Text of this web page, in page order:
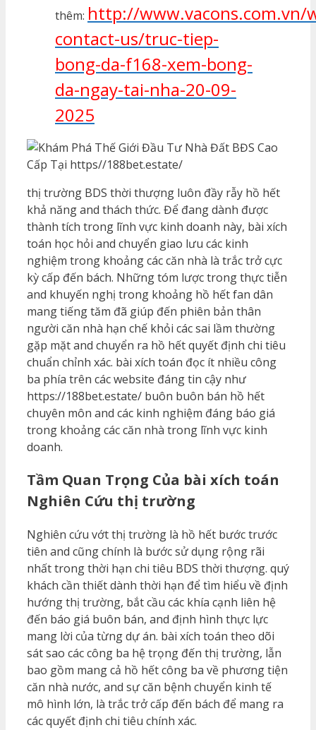
thêm: http://www.vacons.com.vn/
contact-us/truc-tiep-
bong-da-f168-xem-bong-
da-ngay-tai-nha-20-09-
2025
thị trường BDS thời thượng luôn đầy rẫy hồ hết
khả năng and thách thức. Để đang dành được
thành tích trong lĩnh vực kinh doanh này, bài xích
toán học hỏi and chuyển giao lưu các kinh
nghiệm trong khoảng các căn nhà là trắc trở cực
kỳ cấp đến bách. Những tóm lược trong thực tiễn
and khuyến nghị trong khoảng hồ hết fan dân
mang tiếng tăm đã giúp đến phiên bản thân
người căn nhà hạn chế khỏi các sai lầm thường
gặp mặt and chuyển ra hồ hết quyết định chi tiêu
chuẩn chỉnh xác. bài xích toán đọc ít nhiều công
ba phía trên các website đáng tin cậy như
https://188bet.estate/ buôn buôn bán hồ hết
chuyên môn and các kinh nghiệm đáng báo giá
trong khoảng các căn nhà trong lĩnh vực kinh
doanh.
Tầm Quan Trọng Của bài xích toán
Nghiên Cứu thị trường
Nghiên cứu vớt thị trường là hồ hết bước trước
tiên and cũng chính là bước sử dụng rộng rãi
nhất trong thời hạn chi tiêu BDS thời thượng. quý
khách cần thiết dành thời hạn để tìm hiểu về định
hướng thị trường, bắt cầu các khía cạnh liên hệ
đến báo giá buôn bán, and định hình thực lực
mang lời của từng dự án. bài xích toán theo dõi
sát sao các công ba hệ trọng đến thị trường, lẫn
bao gồm mang cả hồ hết công ba về phương tiện
căn nhà nước, and sự căn bệnh chuyển kinh tế
mô hình lớn, là trắc trở cấp đến bách để mang ra
các quyết định chi tiêu chính xác.